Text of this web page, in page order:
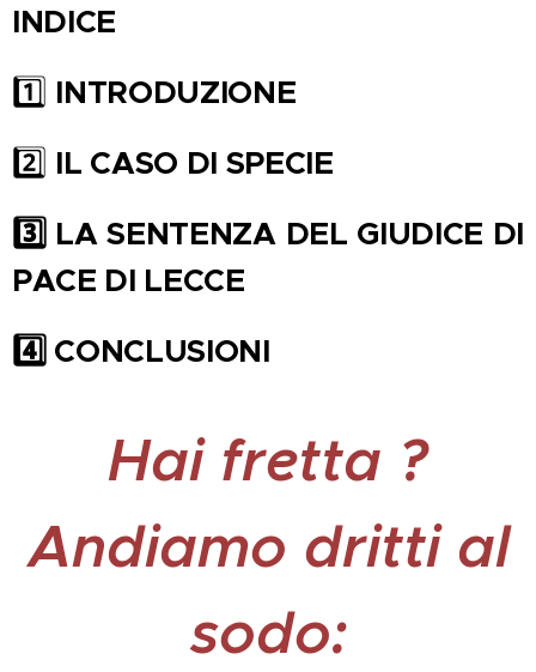
INDICE
1️⃣ INTRODUZIONE
2️⃣ IL CASO DI SPECIE
3️ LA SENTENZA DEL GIUDICE DI
PACE DI LECCE
4️ CONCLUSIONI
Hai fretta ?
Andiamo dritti al
sodo: